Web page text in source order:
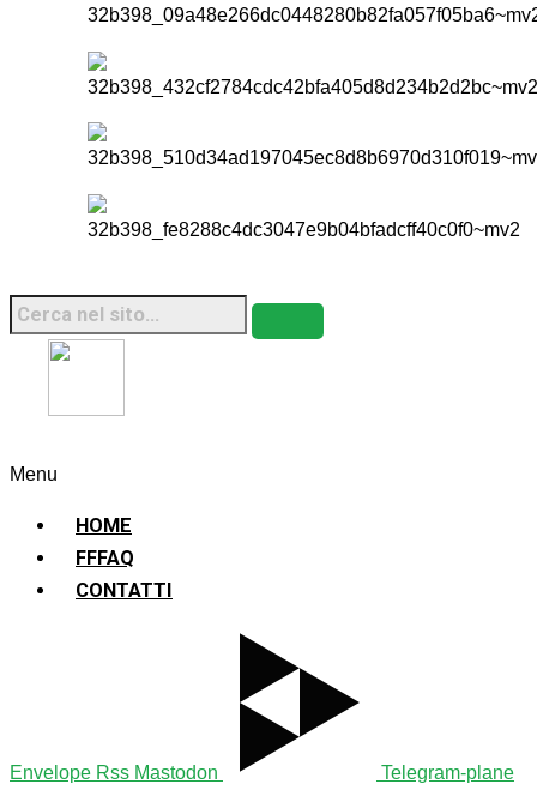
Menu
HOME
FFFAQ
CONTATTI
Envelope Rss Mastodon
Telegram-plane